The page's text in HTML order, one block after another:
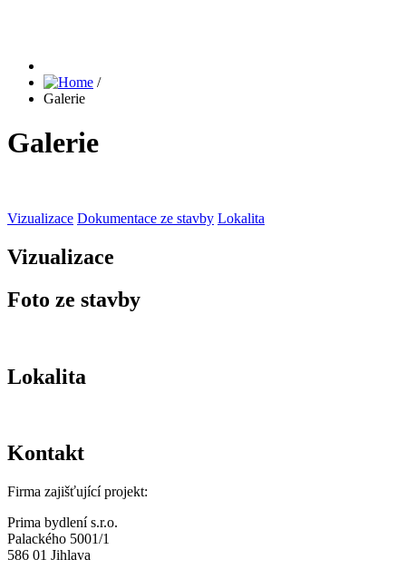
/
Galerie
Galerie
Vizualizace Dokumentace ze stavby Lokalita
Vizualizace
Foto ze stavby
Lokalita
Kontakt
Firma zajišťující projekt:
Prima bydlení s.r.o.
Palackého 5001/1
586 01 Jihlava